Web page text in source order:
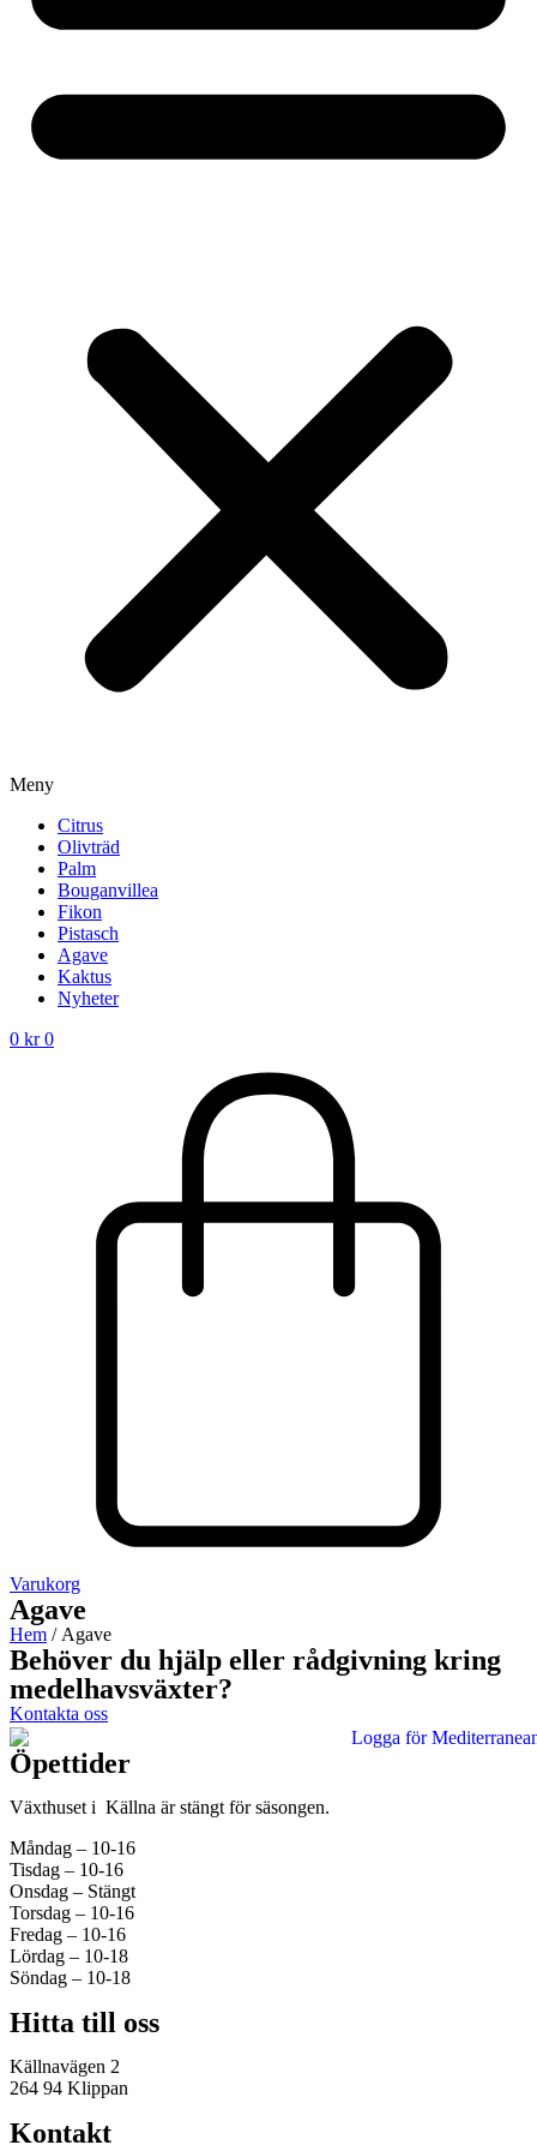
Meny
Citrus
Olivträd
Palm
Bouganvillea
Fikon
Pistasch
Agave
Kaktus
Nyheter
0 kr 0
Varukorg
Agave
Hem / Agave
Behöver du hjälp eller rådgivning kring
medelhavsväxter?
Kontakta oss
Öpettider
Växthuset i Källna är stängt för säsongen.
Måndag – 10-16
Tisdag – 10-16
Onsdag – Stängt
Torsdag – 10-16
Fredag – 10-16
Lördag – 10-18
Söndag – 10-18
Hitta till oss
Källnavägen 2
264 94 Klippan
Kontakt